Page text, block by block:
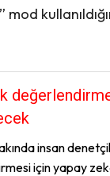
mod
insan
için yapay